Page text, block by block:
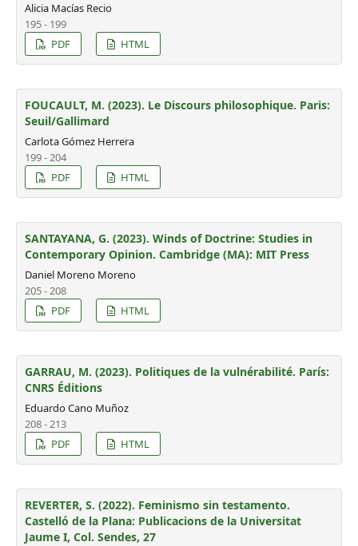
Alicia Macías Recio
195 - 199
PDF
HTML
FOUCAULT, M. (2023). Le Discours philosophique. Paris:
Seuil/Gallimard
Carlota Gómez Herrera
199 - 204
PDF
HTML
SANTAYANA, G. (2023). Winds of Doctrine: Studies in
Contemporary Opinion. Cambridge (MA): MIT Press
Daniel Moreno Moreno
205 - 208
PDF
HTML
GARRAU, M. (2023). Politiques de la vulnérabilité. París:
CNRS Éditions
Eduardo Cano Muñoz
208 - 213
PDF
HTML
REVERTER, S. (2022). Feminismo sin testamento.
Castelló de la Plana: Publicacions de la Universitat
Jaume I, Col. Sendes, 27